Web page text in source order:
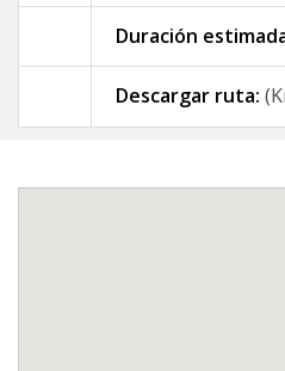
09 -
Duración
Descargar ruta: